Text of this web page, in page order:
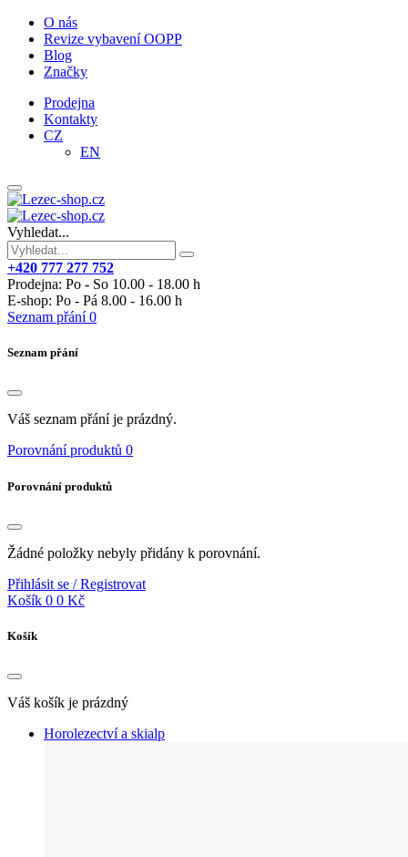
O nás
Revize vybavení OOPP
Blog
Značky
Prodejna
Kontakty
CZ
EN
Vyhledat...
+420 777 277 752
Prodejna: Po - So 10.00 - 18.00 h
E-shop: Po - Pá 8.00 - 16.00 h
Seznam přání 0
Seznam přání
Váš seznam přání je prázdný.
Porovnání produktů 0
Porovnání produktů
Žádné položky nebyly přidány k porovnání.
Přihlásit se / Registrovat
Košík 0 0 Kč
Košík
Váš košík je prázdný
Horolezectví a skialp